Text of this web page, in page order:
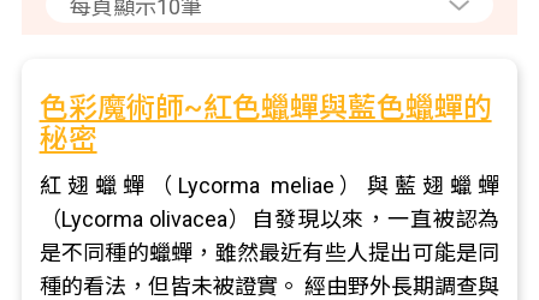
色彩魔術師~紅色蠟蟬與藍色蠟蟬的
秘密
紅翅蠟蟬（Lycorma meliae）與藍翅蠟蟬
（Lycorma olivacea）自發現以來，一直被認為
是不同種的蠟蟬，雖然最近有些人提出可能是同
種的看法，但皆未被證實。 經由野外長期調查與